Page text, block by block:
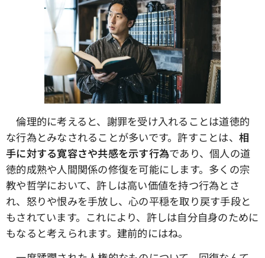
倫理的に考えると、謝罪を受け入れることは道徳的
な行為とみなされることが多いです。許すことは、 相
手に対する寛容さや共感を示す行為であり、個人の道
徳的成熟や人間関係の修復を可能にします。多くの宗
教や哲学において、許しは高い価値を持つ行為とさ
れ、怒りや恨みを手放し、心の平穏を取り戻す手段と
もされています。これにより、許しは自分自身のために
もなると考えられます。建前的にはね。